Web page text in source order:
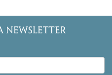
NEWSLETTER